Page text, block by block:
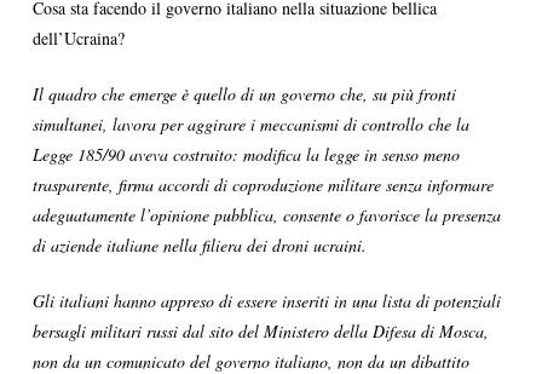
Cosa sta facendo il governo italiano nella situazione bellica
dell’Ucraina?
Il quadro che emerge è quello di un governo che, su più fronti
simultanei, lavora per aggirare i meccanismi di controllo che la
Legge 185/90 aveva costruito: modifica la legge in senso meno
trasparente, firma accordi di coproduzione militare senza informare
adeguatamente l’opinione pubblica, consente o favorisce la presenza
di aziende italiane nella filiera dei droni ucraini.
Gli italiani hanno appreso di essere inseriti in una lista di potenziali
bersagli militari russi dal sito del Ministero della Difesa di Mosca,
non da un comunicato del governo italiano, non da un dibattito